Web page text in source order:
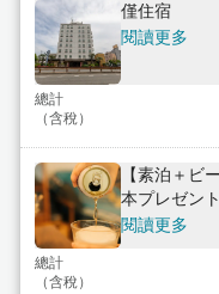
僅住宿
閱讀更多
總計
（含稅）
【素泊＋ビ
本プレゼン
す！
閱讀更多
總計
（含稅）